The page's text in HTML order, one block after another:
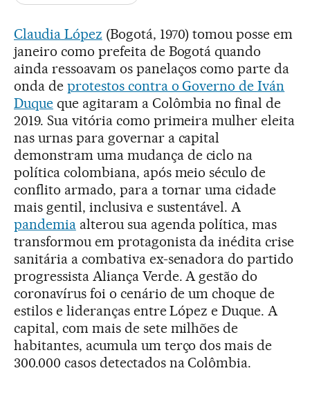
Claudia López (Bogotá, 1970) tomou posse em
janeiro como prefeita de Bogotá quando
ainda ressoavam os panelaços como parte da
onda de protestos contra o Governo de Iván
Duqueque agitaram a Colômbia no final de
2019. Sua vitória como primeira mulher eleita
nas urnas para governar a capital
demonstram uma mudança de ciclo na
política colombiana, após meio século de
conflito armado, para a tornar uma cidade
mais gentil, inclusiva e sustentável. A
pandemiaalterou sua agenda política, mas
transformou em protagonista da inédita crise
sanitária a combativa ex-senadora do partido
progressista Aliança Verde. A gestão do
coronavírus foi o cenário de um choque de
estilos e lideranças entre López e Duque. A
capital, com mais de sete milhões de
habitantes, acumula um terço dos mais de
300.000 casos detectados na Colômbia.